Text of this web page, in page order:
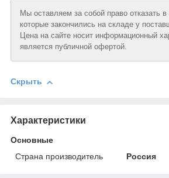
Мы оставляем за собой право отказать в
которые закончились на складе у
Цена на сайте носит информационный
является публичной офертой.
Скрыть
Характеристики
Основные
Страна производитель
Россия